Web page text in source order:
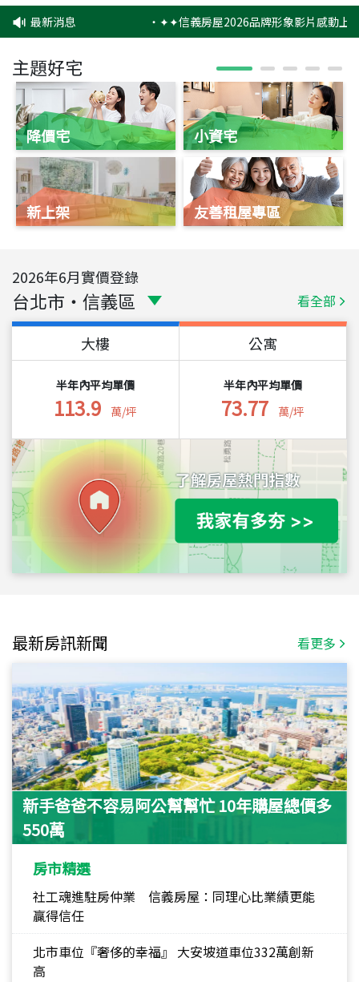
最新消息 ‧✦✦信義房屋2026品牌形象影片感動上
主題好宅
降價宅
新上架
小資宅
友善租屋專區
2026年6月實價登錄
台北市 ・ 信義區 看全部
大樓
半年內平均單價
113.9 萬/坪
公寓
半年內平均單價
73.77 萬/坪
最新房訊新聞 看更多
新手爸爸不容易阿公幫幫忙 10年購屋總價多
550萬
房市精選
社工魂進駐房仲業 信義房屋：同理心比業績更能
贏得信任
北市車位『奢侈的幸福』 大安坡道車位332萬創新
高